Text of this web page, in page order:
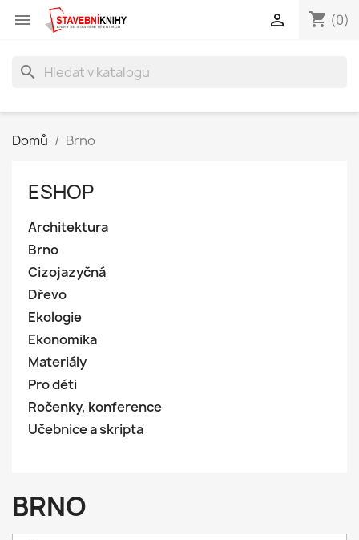
 shopping_cart (0)

search
Domů Brno
ESHOP
Architektura
Brno
Cizojazyčná
Dřevo
Ekologie
Ekonomika
Materiály
Pro děti
Ročenky, konference
Učebnice a skripta
BRNO